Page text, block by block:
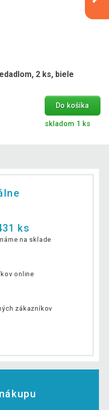
2 ks, biele
Do košíka
skladom 1 ks
ks
na sklade
online
zákazníkov